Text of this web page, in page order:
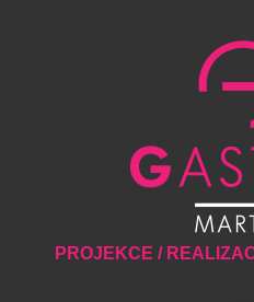
PROJEKCE /